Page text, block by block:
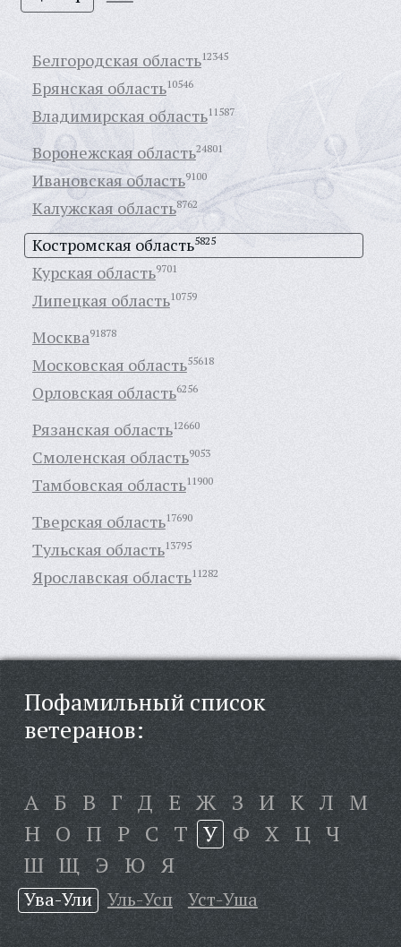
Белгородская область12345
Брянская область10546
Владимирская область11587
Воронежская область24801
Ивановская область9100
Калужская область8762
Костромская область5825
Курская область9701
Липецкая область10759
Москва91878
Московская область55618
Орловская область6256
Рязанская область12660
Смоленская область9053
Тамбовская область11900
Тверская область17690
Тульская область13795
Ярославская область11282
Пофамильный список
ветеранов:
А Б В Г Д Е Ж З И К Л М
Н О П Р С Т У Ф Х Ц Ч
Ш Щ Э Ю Я
Ува-Ули Уль-Усп Уст-Уша